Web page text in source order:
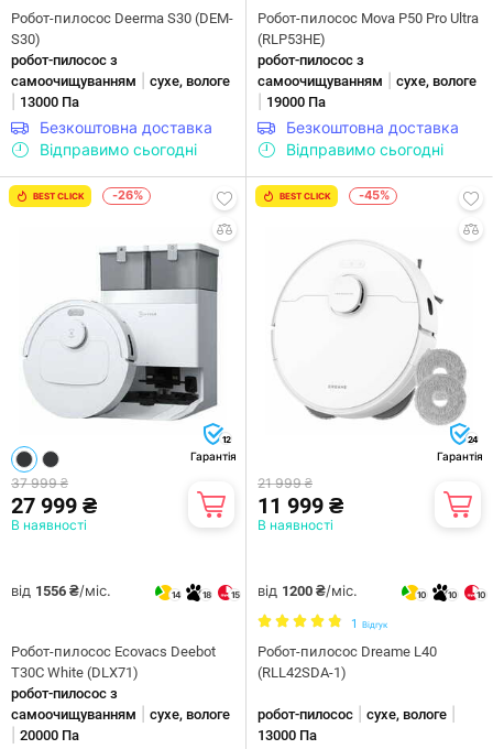
Робот-пилосос Deerma S30 (DEM-
S30)
робот-пилосос з
самоочищуванням
сухе, вологе
13000 Па
Безкоштовна доставка
Відправимо сьогодні
Робот-пилосос Mova P50 Pro Ultra
(RLP53HE)
робот-пилосос з
самоочищуванням
сухе, вологе
19000 Па
Безкоштовна доставка
Відправимо сьогодні
BEST CLICK -26%
12
Гарантія
37 999 ₴
27 999 ₴
В наявності
від 1556 ₴/міс. 14 18 15
Робот-пилосос Ecovacs Deebot
T30C White (DLX71)
робот-пилосос з
самоочищуванням
сухе, вологе
20000 Па
BEST CLICK -45%
24
Гарантія
21 999 ₴
11 999 ₴
В наявності
від 1200 ₴/міс. 10 10 10
1 Відгук
Робот-пилосос Dreame L40
(RLL42SDA-1)
робот-пилосос сухе, вологе
13000 Па